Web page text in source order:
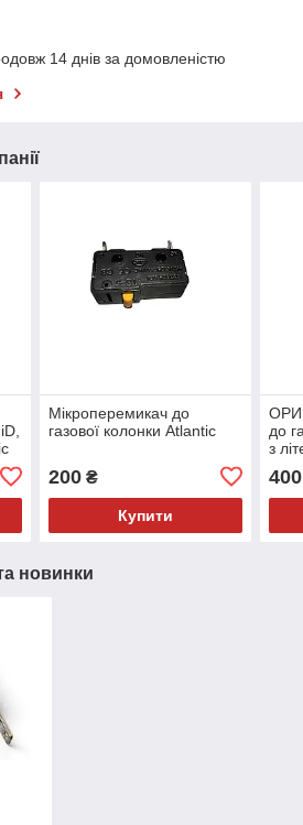
14 днів за домовленістю
Мікроперемикач до
газової колонки Atlantic
200₴
Купити
до
з
400
новинки